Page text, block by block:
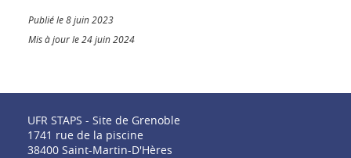
Publié le 8 juin 2023
Mis à jour le 24 juin 2024
UFR STAPS - Site de Grenoble
1741 rue de la piscine
38400 Saint-Martin-D'Hères